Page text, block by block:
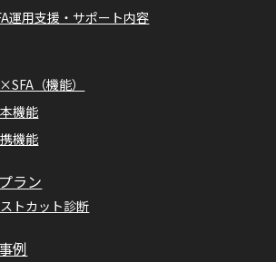
運用支援・サポート内容
（機能）
機能
機能
ラン
トカット診断
例